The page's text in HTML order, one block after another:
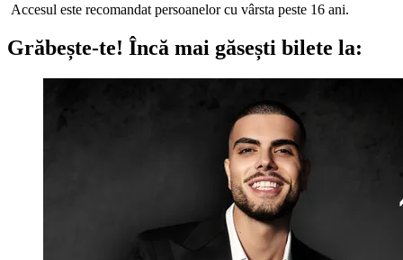
Accesul este recomandat persoanelor cu vârsta peste 16 ani.
Grăbește-te! Încă mai găsești bilete la: